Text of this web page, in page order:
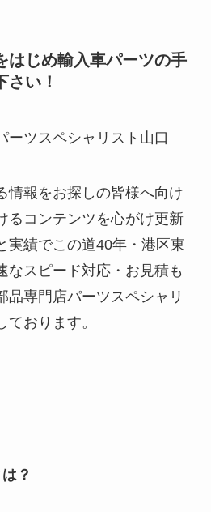
はじめ輸入車パーツの手
さい！
ーツスペシャリスト山口
情報をお探しの皆様へ向け
るコンテンツを心がけ更新
実績でこの道40年・港区東
なスピード対応・お見積も
品専門店パーツスペシャリ
ております。
？